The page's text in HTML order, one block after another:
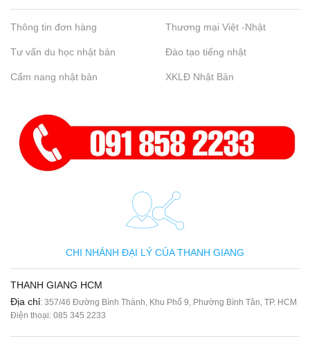
Thông tin đơn hàng Thương mại Việt -Nhật
Tư vấn du học nhật bản Đào tạo tiếng nhật
Cẩm nang nhật bản XKLĐ Nhật Bản
CHI NHÁNH ĐẠI LÝ CỦA THANH GIANG
THANH GIANG HCM
Địa chỉ: 357/46 Đường Bình Thành, Khu Phố 9, Phường Bình Tân, TP. HCM
Điện thoại: 085 345 2233